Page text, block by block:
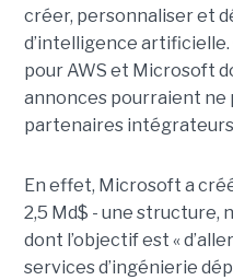
créer, personnaliser et
d’intelligence artificielle.
pour AWS et Microsoft
annonces pourraient ne
partenaires
En effet, Microsoft a
2,5 Md$ - une structure,
dont l’objectif est «
services d’ingénierie